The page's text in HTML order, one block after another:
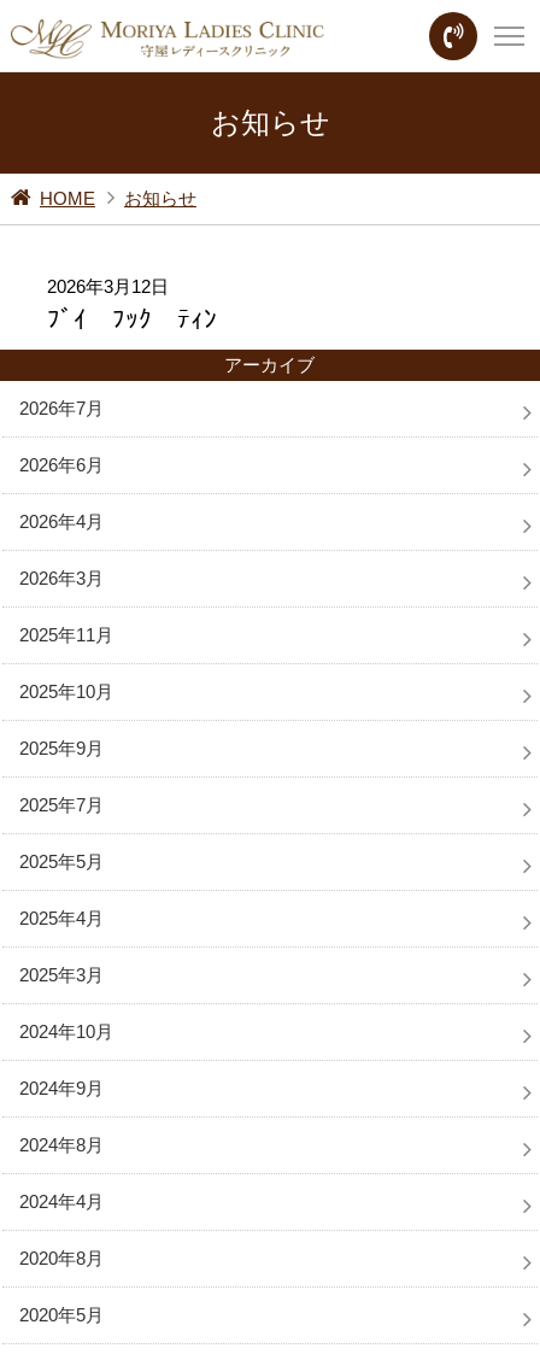
お知らせ
HOME お知らせ
2026年3月12日
ﾌﾞｲ ﾌｯｸ ﾃｨﾝ
アーカイブ
2026年7月
2026年6月
2026年4月
2026年3月
2025年11月
2025年10月
2025年9月
2025年7月
2025年5月
2025年4月
2025年3月
2024年10月
2024年9月
2024年8月
2024年4月
2020年8月
2020年5月